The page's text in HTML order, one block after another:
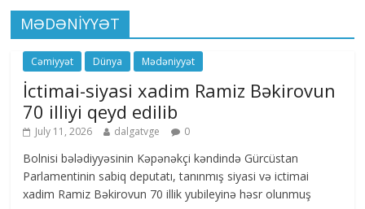
MƏDƏNİYYƏT
Cəmiyyət Dünya Mədəniyyət
İctimai-siyasi xadim Ramiz Bəkirovun
70 illiyi qeyd edilib
July 11, 2026 dalgatvge 0
Bolnisi bələdiyyəsinin Kəpənəkçi kəndində Gürcüstan
Parlamentinin sabiq deputatı, tanınmış siyasi və ictimai
xadim Ramiz Bəkirovun 70 illik yubileyinə həsr olunmuş